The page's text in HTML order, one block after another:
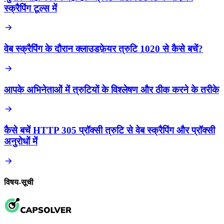
स्क्रैपिंग टूल्स में
वेब स्क्रैपिंग के दौरान क्लाउडफ़ेयर त्रुटि 1020 से कैसे बचें?
आपके अभिनेताओं में त्रुटियों के विश्लेषण और ठीक करने के तरीके
कैसे बचें HTTP 305 प्रॉक्सी त्रुटि से वेब स्क्रैपिंग और प्रॉक्सी
अनुरोधों में
विषय-सूची